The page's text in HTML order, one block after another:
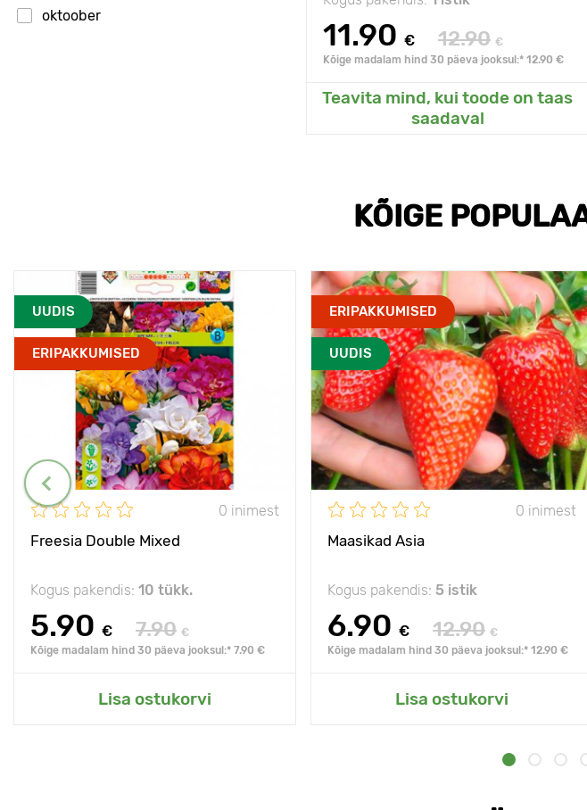
oktoober
11.90 € 12.90 €
Kõige madalam hind 30 päeva jooksul:* 12.90 €
Teavita mind, kui toode on taas
saadaval
Lisanud Minu aeda
KÕIGE
UUDIS
ERIPAKKUMISED
0 inimest
Freesia Double Mixed
Kogus pakendis: 10 tükk.
5.90 € 7.90 €
Kõige madalam hind 30 päeva jooksul:* 7.90 €
Lisa ostukorvi
ERIPAKKUMISED
UUDIS
0 inimest
Maasikad Asia
Kogus pakendis: 5 istik
6.90 € 12.90 €
Kõige madalam hind 30 päeva jooksul:* 12.90 €
Lisa ostukorvi